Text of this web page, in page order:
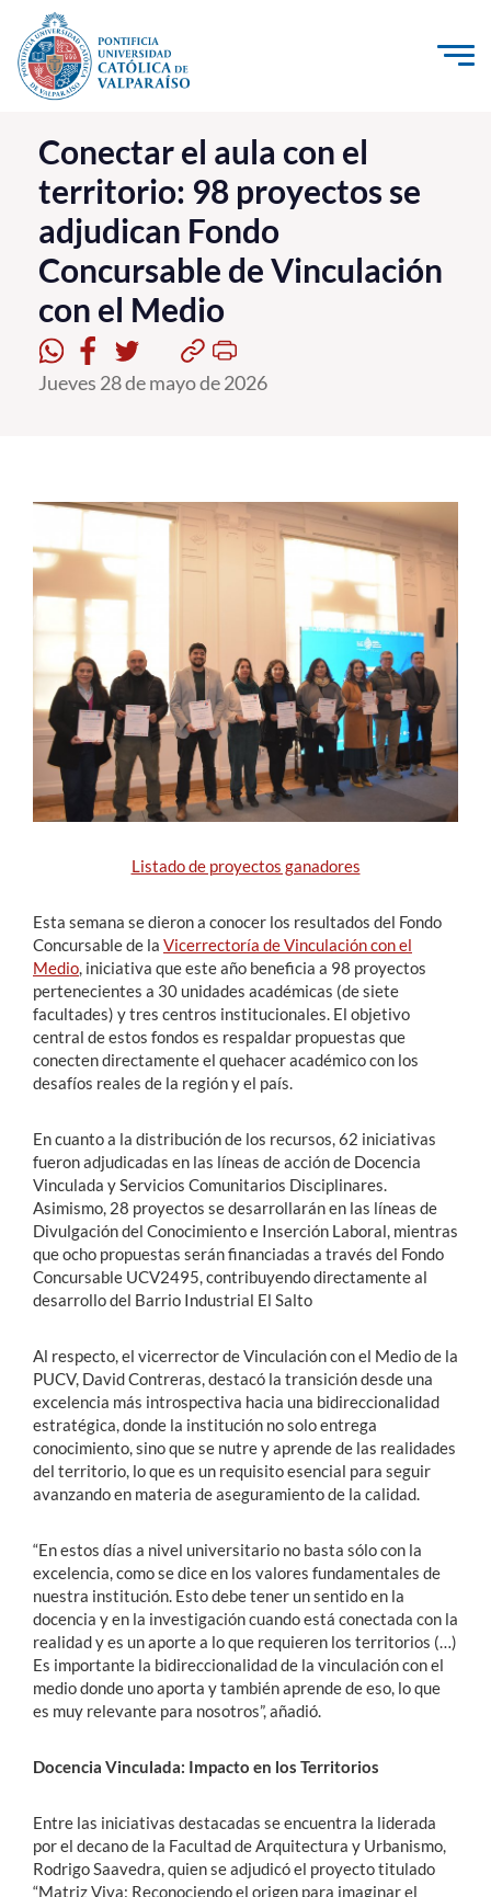
Click acá para ir directamente al contenido
La Universidad
Investigación, Creación e Innovación
PUCV Internacional
Vinculación con el Medio
Admisión
Pregrado
Estudiantes
Académicos
Funcionarios
Alumni
English
Conectar el aula con el
territorio: 98 proyectos se
adjudican Fondo
Concursable de Vinculación
con el Medio
Jueves 28 de mayo de 2026
Listado de proyectos ganadores
Esta semana se dieron a conocer los resultados del Fondo
Concursable de la Vicerrectoría de Vinculación con el
Medio , iniciativa que este año beneficia a 98 proyectos
pertenecientes a 30 unidades académicas (de siete
facultades) y tres centros institucionales. El objetivo
central de estos fondos es respaldar propuestas que
conecten directamente el quehacer académico con los
desafíos reales de la región y el país.
En cuanto a la distribución de los recursos, 62 iniciativas
fueron adjudicadas en las líneas de acción de Docencia
Vinculada y Servicios Comunitarios Disciplinares.
Asimismo, 28 proyectos se desarrollarán en las líneas de
Divulgación del Conocimiento e Inserción Laboral, mientras
que ocho propuestas serán financiadas a través del Fondo
Concursable UCV2495, contribuyendo directamente al
desarrollo del Barrio Industrial El Salto
Al respecto, el vicerrector de Vinculación con el Medio de la
PUCV, David Contreras, destacó la transición desde una
excelencia más introspectiva hacia una bidireccionalidad
estratégica, donde la institución no solo entrega
conocimiento, sino que se nutre y aprende de las realidades
del territorio, lo que es un requisito esencial para seguir
avanzando en materia de aseguramiento de la calidad.
“En estos días a nivel universitario no basta sólo con la
excelencia, como se dice en los valores fundamentales de
nuestra institución. Esto debe tener un sentido en la
docencia y en la investigación cuando está conectada con la
realidad y es un aporte a lo que requieren los territorios (…)
Es importante la bidireccionalidad de la vinculación con el
medio donde uno aporta y también aprende de eso, lo que
es muy relevante para nosotros”, añadió.
Docencia Vinculada: Impacto en los Territorios
Entre las iniciativas destacadas se encuentra la liderada
por el decano de la Facultad de Arquitectura y Urbanismo,
Rodrigo Saavedra, quien se adjudicó el proyecto titulado
“Matriz Viva: Reconociendo el origen para imaginar el